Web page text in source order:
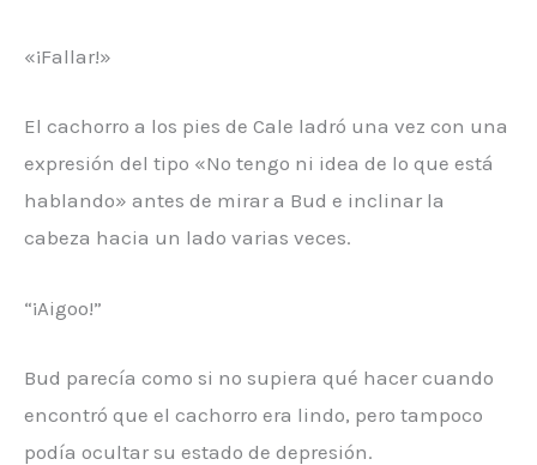
«¡Fallar!»
El cachorro a los pies de Cale ladró una vez con una
expresión del tipo «No tengo ni idea de lo que está
hablando» antes de mirar a Bud e inclinar la
cabeza hacia un lado varias veces.
“¡Aigoo!”
Bud parecía como si no supiera qué hacer cuando
encontró que el cachorro era lindo, pero tampoco
podía ocultar su estado de depresión.